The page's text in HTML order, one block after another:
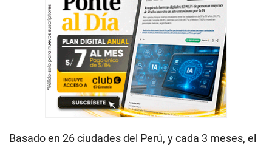
Basado en 26 ciudades del Perú, y cada 3 meses, el